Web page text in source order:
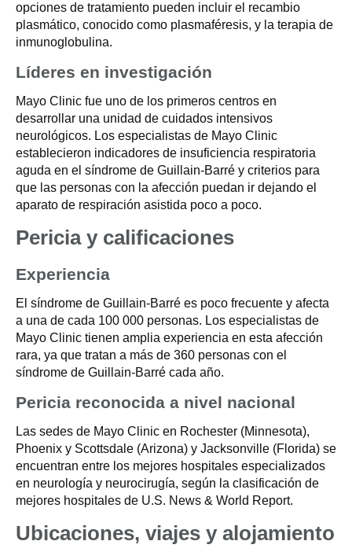
opciones de tratamiento pueden incluir el recambio
plasmático, conocido como plasmaféresis, y la terapia de
inmunoglobulina.
Líderes en investigación
Mayo Clinic fue uno de los primeros centros en
desarrollar una unidad de cuidados intensivos
neurológicos. Los especialistas de Mayo Clinic
establecieron indicadores de insuficiencia respiratoria
aguda en el síndrome de Guillain-Barré y criterios para
que las personas con la afección puedan ir dejando el
aparato de respiración asistida poco a poco.
Pericia y calificaciones
Experiencia
El síndrome de Guillain-Barré es poco frecuente y afecta
a una de cada 100 000 personas. Los especialistas de
Mayo Clinic tienen amplia experiencia en esta afección
rara, ya que tratan a más de 360 personas con el
síndrome de Guillain-Barré cada año.
Pericia reconocida a nivel nacional
Las sedes de Mayo Clinic en Rochester (Minnesota),
Phoenix y Scottsdale (Arizona) y Jacksonville (Florida) se
encuentran entre los mejores hospitales especializados
en neurología y neurocirugía, según la clasificación de
mejores hospitales de U.S. News & World Report.
Ubicaciones, viajes y alojamiento